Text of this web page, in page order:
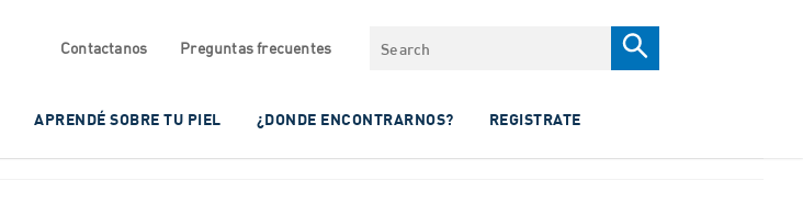
Contactanos Preguntas frecuentes Search
APRENDÉ SOBRE TU PIEL ¿DONDE ENCONTRARNOS? REGISTRATE